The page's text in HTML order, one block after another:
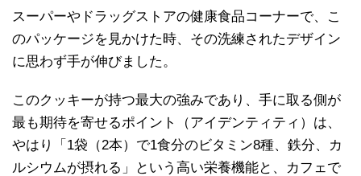
スーパーやドラッグストアの健康食品コーナーで、こ
のパッケージを見かけた時、その洗練されたデザイン
に思わず手が伸びました。
このクッキーが持つ最大の強みであり、手に取る側が
最も期待を寄せるポイント（アイデンティティ）は、
やはり「1袋（2本）で1食分のビタミン8種、鉄分、カ
ルシウムが摂れる」という高い栄養機能と、カフェで